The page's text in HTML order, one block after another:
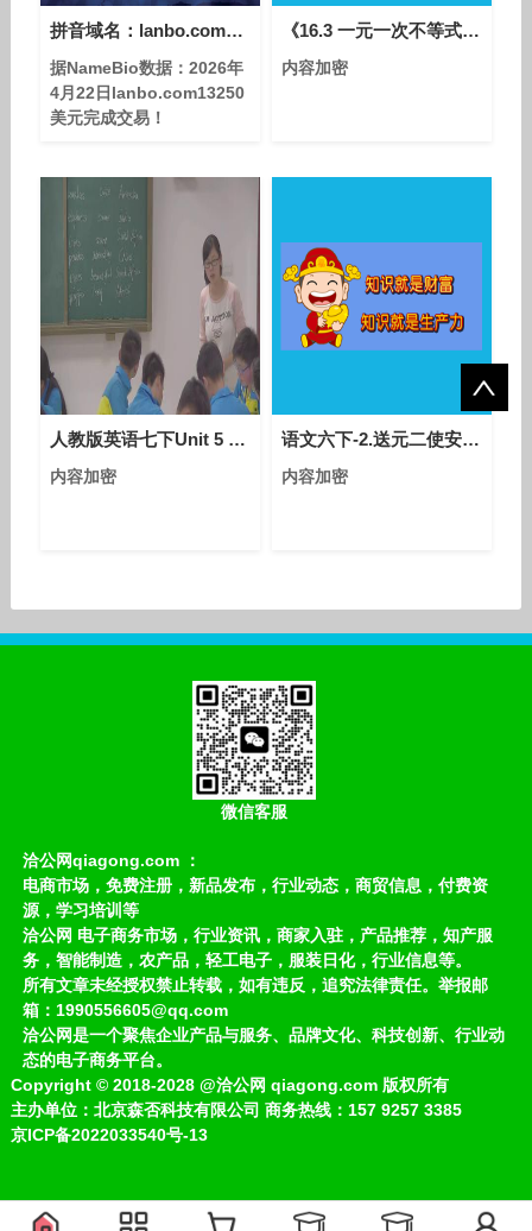
拼音域名：lanbo.com13250美元完成交易！
据NameBio数据：2026年
4月22日lanbo.com13250
美元完成交易！
词有著名的汽车品牌兰博基
尼，lanbo.com买家稍后
会应用在什么领域需拭目以
待。 双拼域名一直都是注
册及交易的热门，关注度
高，尤其是品相较好的双拼
域名。在国内，拼音域名一
直受到终端、投资人的青睐
《16.3 一元一次不等式组》优质课教学视频-人教五四学制版初中数学七年级下册
内容加密
人教版英语七下Unit 5 Section A（Grammar focus-3c）教学视频实录（徐秀蓉）
内容加密
语文六下-2.送元二使安西 (执教：林莘)-优质课教学视频
内容加密
微信客服
洽公网qiagong.com ：
电商市场，免费注册，新品发布，行业动态，商贸信息，付费资
源，学习培训等
洽公网 电子商务市场，行业资讯，商家入驻，产品推荐，知产服
务，智能制造，农产品，轻工电子，服装日化，行业信息等。
所有文章未经授权禁止转载，如有违反，追究法律责任。举报邮
箱：1990556605@qq.com
洽公网是一个聚焦企业产品与服务、品牌文化、科技创新、行业动
态的电子商务平台。
Copyright ©2018-2028 @洽公网 qiagong.com 版权所有
主办单位：北京森否科技有限公司 商务热线：157 9257 3385
京ICP备2022033540号-13